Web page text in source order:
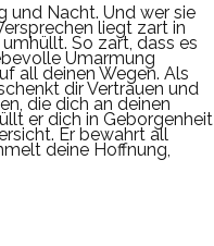
und Nacht. Und wer sie
liegt zart in
So zart, dass es
Umarmung
all deinen Wegen. Als
dir Vertrauen und
die dich an deinen
er dich in Geborgenheit
Er bewahrt all
deine Hoffnung,